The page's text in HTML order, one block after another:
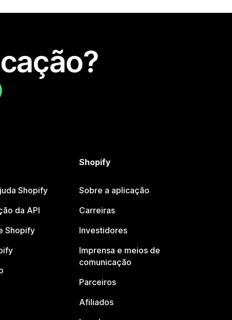
Shopify
da API
Shopify
Shopify
Sobre a aplicação
Carreiras
Investidores
Imprensa e meios de
comunicação
Parceiros
Afiliados